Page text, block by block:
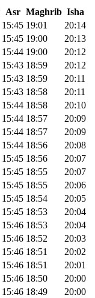
Asr Maghrib Isha
15:45 19:01
20:14
15:45 19:00
20:13
15:44 19:00
20:12
15:43 18:59
20:12
15:43 18:59
20:11
15:43 18:58
20:11
15:44 18:58
20:10
15:44 18:57
20:09
15:44 18:57
20:09
15:44 18:56
20:08
15:45 18:56
20:07
15:45 18:55
20:07
15:45 18:55
20:06
15:45 18:54
20:05
15:45 18:53
20:04
15:46 18:53
20:04
15:46 18:52
20:03
15:46 18:51
20:02
15:46 18:51
20:01
15:46 18:50
20:00
15:46 18:49
20:00